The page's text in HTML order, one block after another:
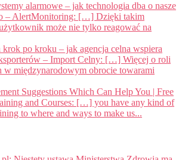
alarmowe – jak technologia dba o nasze
– AlertMonitoring: […] Dzięki takim
może nie tylko reagować na
krok po kroku – jak agencja celna wspiera
– Import Celny: […] Więcej o roli
w międzynarodowym obrocie towarami
Suggestions Which Can Help You | Free
and Courses: […] you have any kind of
to where and ways to make us...